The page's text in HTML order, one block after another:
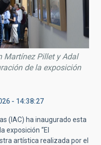
Martínez Pillet y Adal
de la exposición
- 14:38:27
(IAC) ha inaugurado esta
exposición “El
artística realizada por el